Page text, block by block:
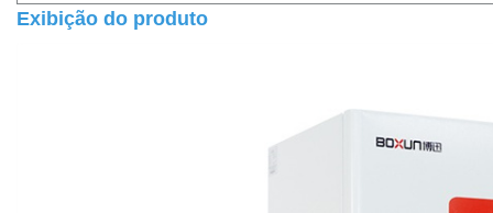
Exibição do produto